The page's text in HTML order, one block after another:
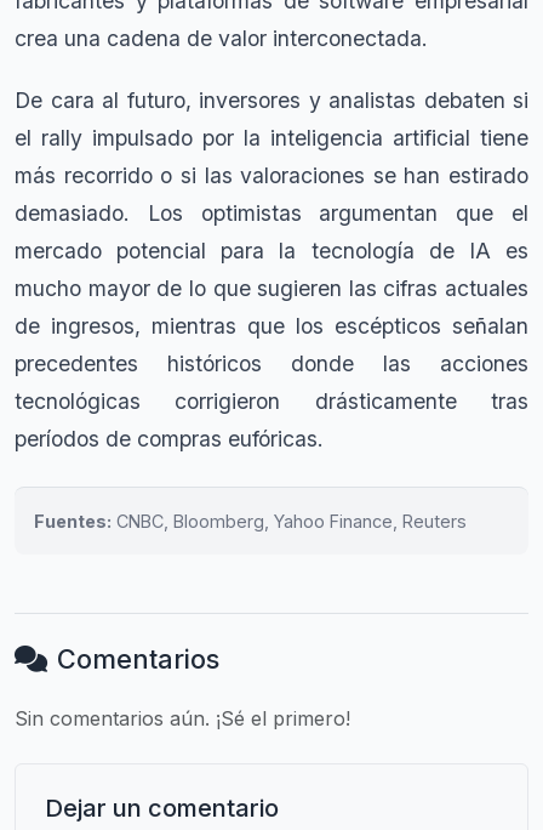
crea una cadena de valor interconectada.
De cara al futuro, inversores y analistas debaten si
el rally impulsado por la inteligencia artificial tiene
más recorrido o si las valoraciones se han estirado
demasiado. Los optimistas argumentan que el
mercado potencial para la tecnología de IA es
mucho mayor de lo que sugieren las cifras actuales
de ingresos, mientras que los escépticos señalan
precedentes históricos donde las acciones
tecnológicas corrigieron drásticamente tras
períodos de compras eufóricas.
Fuentes: CNBC, Bloomberg, Yahoo Finance, Reuters
Comentarios
Sin comentarios aún. ¡Sé el primero!
Dejar un comentario